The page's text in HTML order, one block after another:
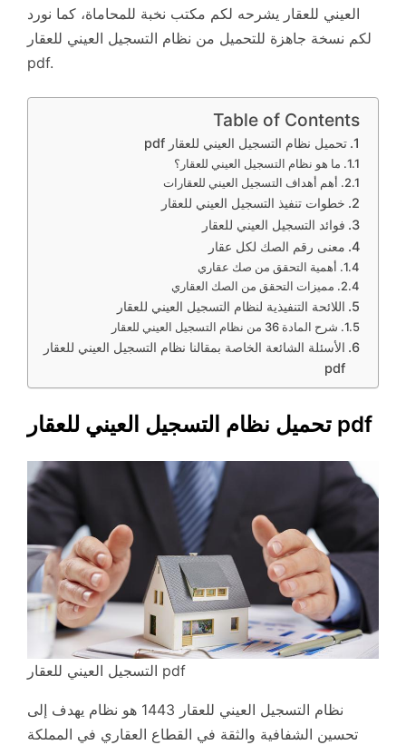
العيني للعقار يشرحه لكم مكتب نخبة للمحاماة، كما نورد
لكم نسخة جاهزة للتحميل من نظام التسجيل العيني للعقار
pdf.
Table of Contents
تحميل نظام التسجيل العيني للعقار pdf
ما هو نظام التسجيل العيني للعقار؟
أهم أهداف التسجيل العيني للعقارات
خطوات تنفيذ التسجيل العيني للعقار
فوائد التسجيل العيني للعقار
معنى رقم الصك لكل عقار
أهمية التحقق من صك عقاري
مميزات التحقق من الصك العقاري
اللائحة التنفيذية لنظام التسجيل العيني للعقار
شرح المادة 36 من نظام التسجيل العيني للعقار
الأسئلة الشائعة الخاصة بمقالنا نظام التسجيل العيني للعقار
pdf
تحميل نظام التسجيل العيني للعقار pdf
التسجيل العيني للعقار pdf
نظام التسجيل العيني للعقار 1443 هو نظام يهدف إلى
تحسين الشفافية والثقة في القطاع العقاري في المملكة